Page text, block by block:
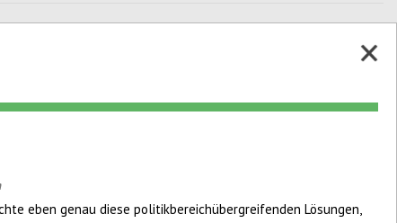
eben genau diese politikbereichübergreifenden Lösungen,